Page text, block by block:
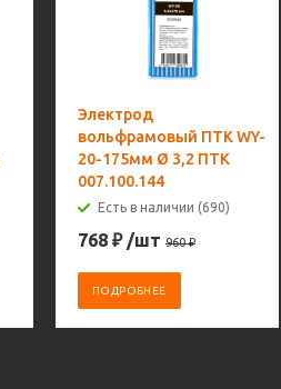
Электрод
вольфрамовый ПТК WY-
20-175мм Ø 3,2 ПТК
007.100.144
Есть в наличии (690)
768 ₽ /шт 960₽
ПОДРОБНЕЕ